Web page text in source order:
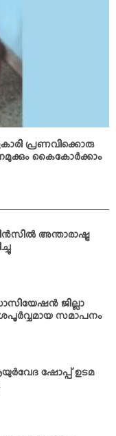
പ്രണവിക്കൊരു
കൈകോര്‍ക്കാം
അന്താരാഷ്ട്ര
ജില്ലാ
സമാപനം
ഷോപ്പ് ഉടമ